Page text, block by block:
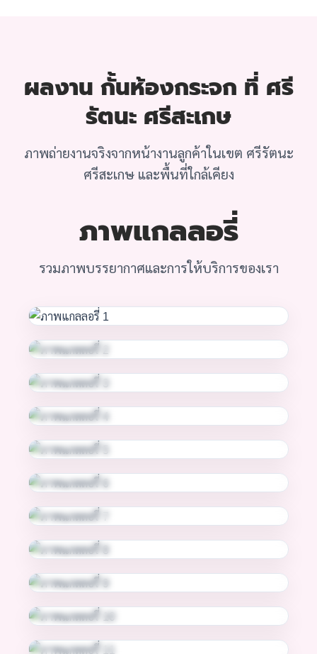
ผลงาน กั้นห้องกระจก ที่ ศรี
รัตนะ ศรีสะเกษ
ภาพถ่ายงานจริงจากหน้างานลูกค้าในเขต ศรีรัตนะ
ศรีสะเกษ และพื้นที่ใกล้เคียง
ภาพแกลลอรี่
รวมภาพบรรยากาศและการให้บริการของเรา